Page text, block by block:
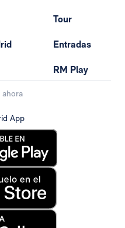
Tour
Entradas
RM Play
ahora
App